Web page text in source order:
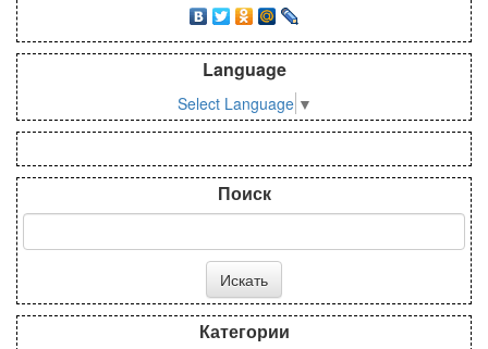
Language
Select Language ▼
Поиск
Категории